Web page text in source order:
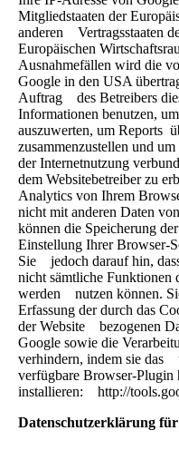
Mitgliedstaaten der
anderen Vertragsstaaten
Europäischen
Ausnahmefällen wird die
Google in den USA
Auftrag des Betreibers
Informationen benutzen,
auszuwerten, um Reports
zusammenzustellen und
der Internetnutzung
dem Websitebetreiber zu
Analytics von Ihrem
nicht mit anderen Daten
können die Speicherung
Einstellung Ihrer Browser-
Sie jedoch darauf hin,
nicht sämtliche Funktionen
werden nutzen können.
Erfassung der durch das
der Website bezogenen
Google sowie die
verhindern, indem sie das
verfügbare Browser-Plugin
installieren: http://
Datenschutzerklärung für